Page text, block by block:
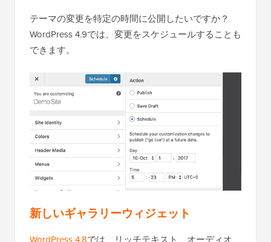
テーマの変更を特定の時間に公開したいですか？
WordPress 4.9では、変更をスケジュールすることも
できます。
新しいギャラリーウィジェット